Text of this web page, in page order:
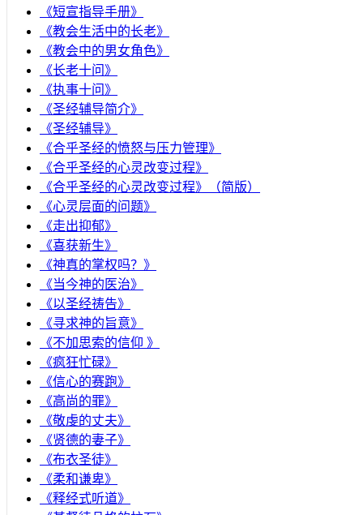
《短宣指导手册》
《教会生活中的长老》
《教会中的男女角色》
《长老十问》
《执事十问》
《圣经辅导简介》
《圣经辅导》
​《合乎圣经的愤怒与压力管理》
《合乎圣经的心灵改变过程》
《合乎圣经的心灵改变过程》（简版）
《心灵层面的问题》
《走出抑郁》
《喜获新生》
《神真的掌权吗？》
《当今神的医治》
《以圣经祷告》
《寻求神的旨意》
《不加思索的信仰 》
《疯狂忙碌》
《信心的赛跑》
《高尚的罪》
《敬虔的丈夫》
《贤德的妻子》
《布衣圣徒》
《柔和谦卑》
《释经式听道》